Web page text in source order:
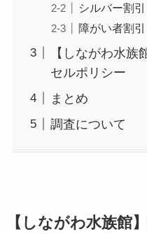
シルバー割引
障がい者割引
【しながわ水族
セルポリシー
まとめ
調査について
【しながわ水族館